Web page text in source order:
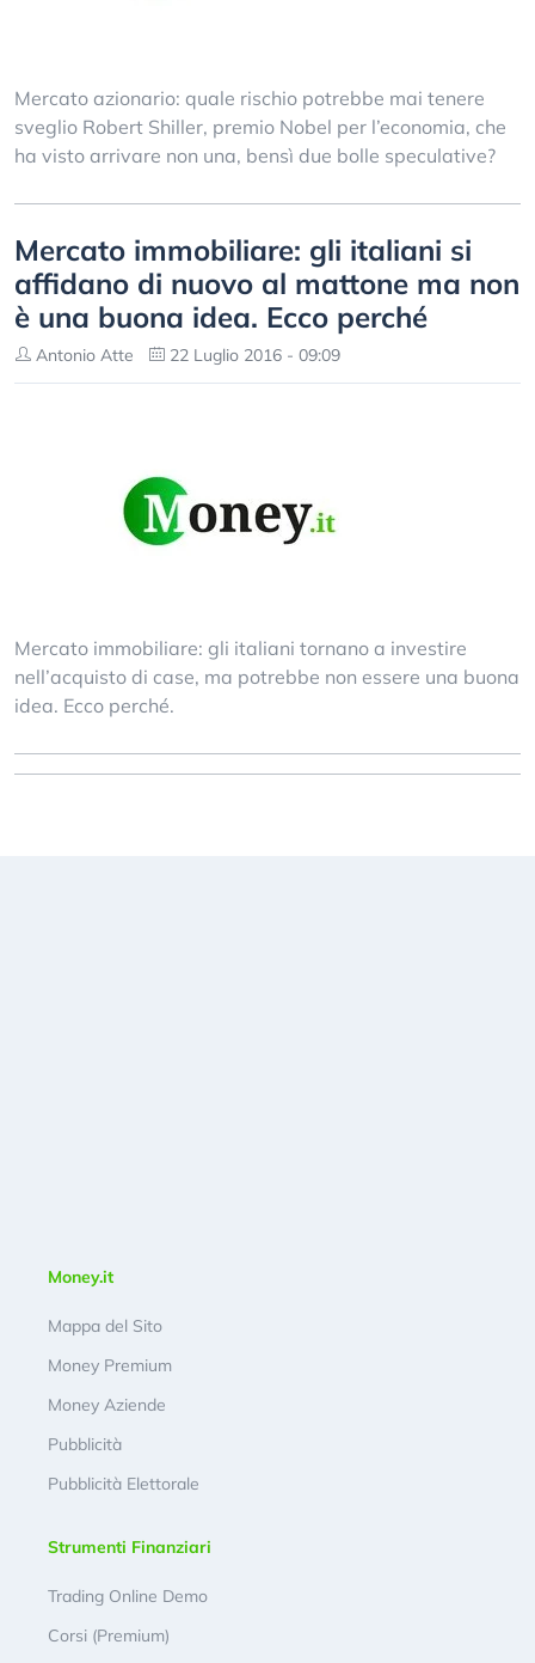
Mercato azionario: quale rischio potrebbe mai tenere
sveglio Robert Shiller, premio Nobel per l’economia, che
ha visto arrivare non una, bensì due bolle speculative?
Mercato immobiliare: gli italiani si
affidano di nuovo al mattone ma non
è una buona idea. Ecco perché
Antonio Atte 22 Luglio 2016 - 09:09
Mercato immobiliare: gli italiani tornano a investire
nell’acquisto di case, ma potrebbe non essere una buona
idea. Ecco perché.
Money.it
Mappa del Sito
Money Premium
Money Aziende
Pubblicità
Pubblicità Elettorale
Strumenti Finanziari
Trading Online Demo
Corsi (Premium)